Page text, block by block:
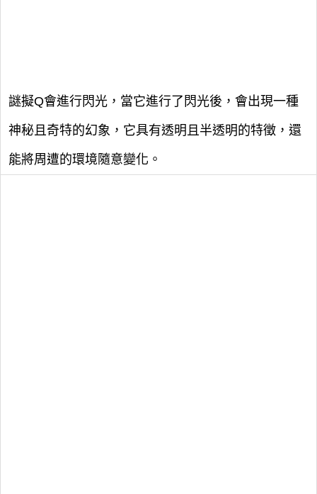
謎擬Q會進行閃光，當它進行了閃光後，會出現一種
神秘且奇特的幻象，它具有透明且半透明的特徵，還
能將周遭的環境隨意變化。